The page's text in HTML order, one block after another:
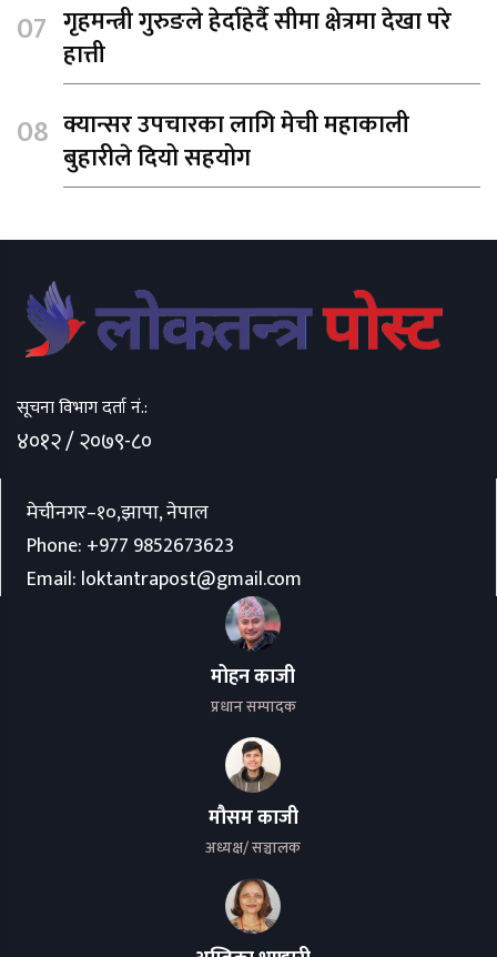
गृहमन्त्री गुरुङले हेर्दाहेर्दै सीमा क्षेत्रमा देखा परे
हात्ती
क्यान्सर उपचारका लागि मेची महाकाली
बुहारीले दियो सहयोग
सूचना विभाग दर्ता नं.:
४०१२ / २०७९-८०
मेचीनगर–१०,झापा, नेपाल
Phone: +977 9852673623
Email: loktantrapost@gmail.com
मोहन काजी
प्रधान सम्पादक
मौसम काजी
अध्यक्ष/ सञ्चालक